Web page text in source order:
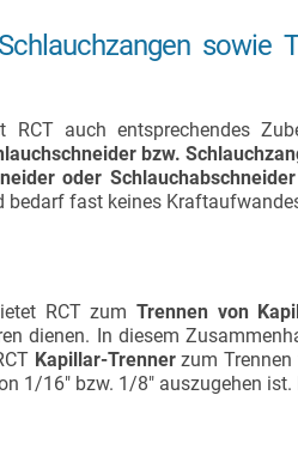
RCT auch entsprechendes
bzw.
oder Schlauchabschneider
bedarf fast keines
RCT zumTrennen von
dienen. In diesem
Kapillar-Trennerzum Trennen
1/16" bzw. 1/8" auszugehen